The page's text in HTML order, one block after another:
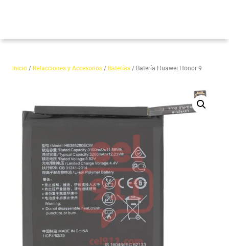
Inicio / Refacciones y Accesorios / Baterías / Batería Huawei Honor 9